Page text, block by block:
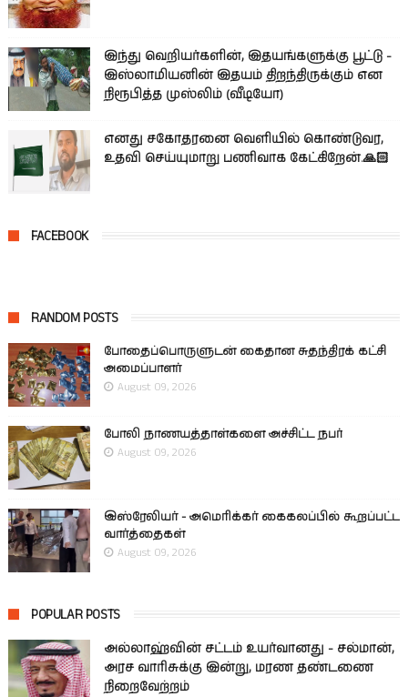
இந்து வெறியர்களின், இதயங்களுக்கு பூட்டு -
இஸ்லாமியனின் இதயம் திறந்திருக்கும் என
நிரூபித்த முஸ்லிம் (வீடியோ)
எனது சகோதரனை வெளியில் கொண்டுவர,
உதவி செய்யுமாறு பணிவாக கேட்கிறேன்.🙏🏻
FACEBOOK
RANDOM POSTS
போதைப்பொருளுடன் கைதான சுதந்திரக் கட்சி
அமைப்பாளர்
August 09, 2026
போலி நாணயத்தாள்களை அச்சிட்ட நபர்
August 09, 2026
இஸ்ரேலியர் - அமெரிக்கர் கைகலப்பில் கூறப்பட்ட
வார்த்தைகள்
August 09, 2026
POPULAR POSTS
அல்லாஹ்வின் சட்டம் உயர்வானது - சல்மான்,
அரச வாரிசுக்கு இன்று, மரண தண்டணை
நிறைவேற்றம்